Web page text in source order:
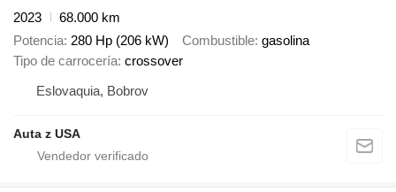
2023
68.000 km
Potencia 280 Hp (206 kW) Combustible gasolina
Tipo de carrocería crossover
Eslovaquia, Bobrov
Auta z USA